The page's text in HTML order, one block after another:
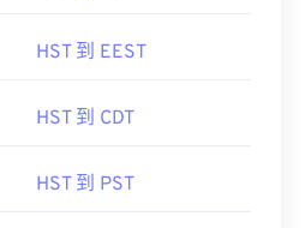
HST 到 EEST
HST 到 CDT
HST 到 PST